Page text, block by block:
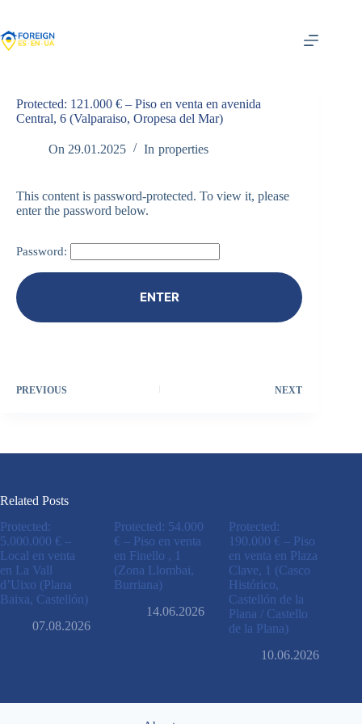
content
Protected: 121.000 € – Piso en venta en avenida
Central, 6 (Valparaiso, Oropesa del Mar)
On 29.01.2025 In properties
This content is password-protected. To view it, please
enter the password below.
Password:
PREVIOUS NEXT
Related Posts
Protected:
5.000.000 € –
Local en venta
en La Vall
d’Uixo (Plana
Baixa, Castellón)
07.08.2026
Protected: 54.000
€ – Piso en venta
en Finello , 1
(Zona Llombai,
Burriana)
14.06.2026
Protected:
190.000 € – Piso
en venta en Plaza
Clave, 1 (Casco
Histórico,
Castellón de la
Plana / Castello
de la Plana)
10.06.2026